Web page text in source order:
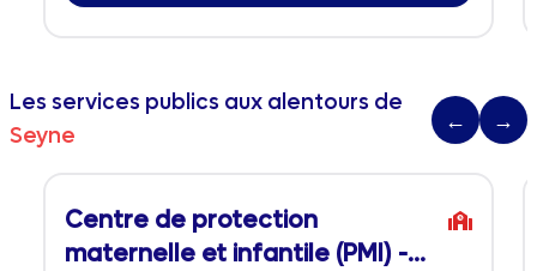
Les services publics aux alentours de
Seyne
← →
Centre de protection
maternelle et infantile (PMI) -